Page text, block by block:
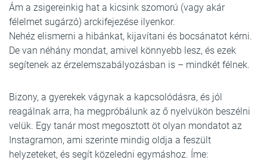
Ám a zsigereinkig hat a kicsink szomorú (vagy akár
félelmet sugárzó) arckifejezése ilyenkor.
Nehéz elismerni a hibánkat, kijavítani és bocsánatot kérni.
De van néhány mondat, amivel könnyebb lesz, és ezek
segítenek az érzelemszabályozásban is – mindkét félnek.
Bizony, a gyerekek vágynak a kapcsolódásra, és jól
reagálnak arra, ha megpróbálunk az ő nyelvükön beszélni
velük. Egy tanár most megosztott öt olyan mondatot az
Instagramon, ami szerinte mindig oldja a feszült
helyzeteket, és segít közeledni egymáshoz. Íme: